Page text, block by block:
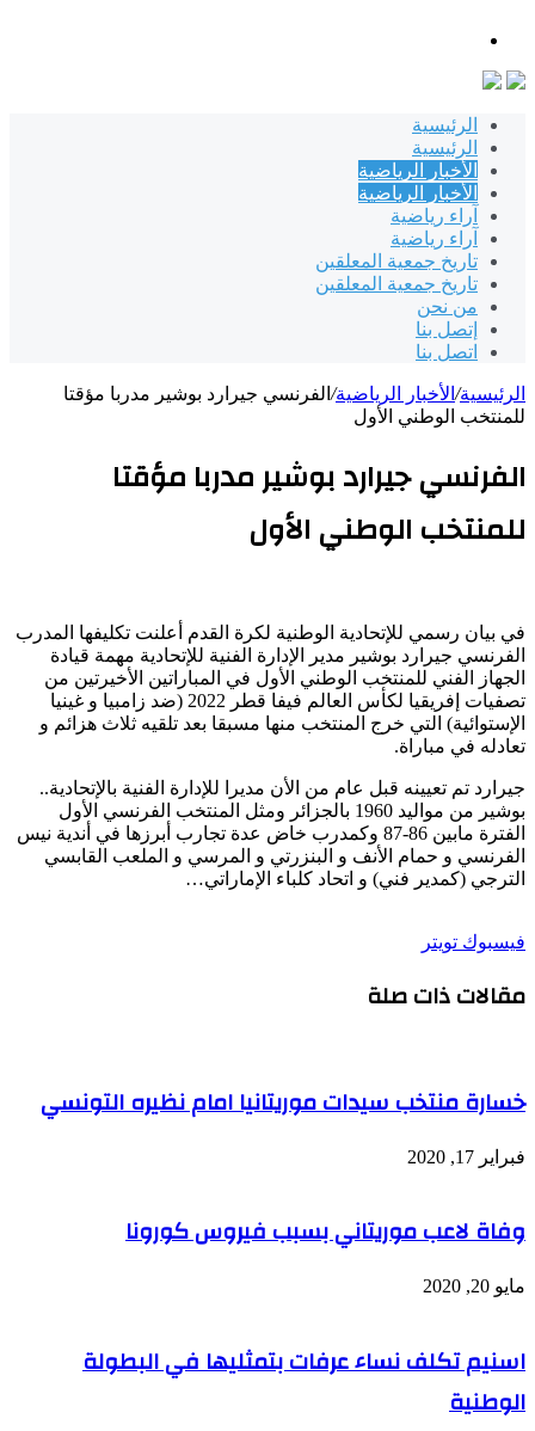
الرئيسية
الرئيسية
الأخبار الرياضية
الأخبار الرياضية
آراء رياضية
آراء رياضية
تاريخ جمعية المعلقين
تاريخ جمعية المعلقين
من نحن
إتصل بنا
اتصل بنا
الرئيسية/ الأخبار الرياضية/ الفرنسي جيرارد بوشير مدربا مؤقتا
للمنتخب الوطني الأول
الفرنسي جيرارد بوشير مدربا مؤقتا
للمنتخب الوطني الأول
في بيان رسمي للإتحادية الوطنية لكرة القدم أعلنت تكليفها المدرب
الفرنسي جيرارد بوشير مدير الإدارة الفنية للإتحادية مهمة قيادة
الجهاز الفني للمنتخب الوطني الأول في المباراتين الأخيرتين من
تصفيات إفريقيا لكأس العالم فيفا قطر 2022 (ضد زامبيا و غينيا
الإستوائية) التي خرج المنتخب منها مسبقا بعد تلقيه ثلاث هزائم و
تعادله في مباراة.
جيرارد تم تعيينه قبل عام من الأن مديرا للإدارة الفنية بالإتحادية..
بوشير من مواليد 1960 بالجزائر ومثل المنتخب الفرنسي الأول
الفترة مابين 86-87 وكمدرب خاض عدة تجارب أبرزها في أندية نيس
الفرنسي و حمام الأنف و البنزرتي و المرسي و الملعب القابسي
الترجي (كمدير فني) و اتحاد كلباء الإماراتي…
فيسبوك تويتر
البريد
مقالات ذات صلة
خسارة منتخب سيدات موريتانيا امام نظيره التونسي
فبراير 17, 2020
وفاة لاعب موريتاني بسبب فيروس كورونا
مايو 20, 2020
اسنيم تكلف نساء عرفات بتمثليها في البطولة
الوطنية